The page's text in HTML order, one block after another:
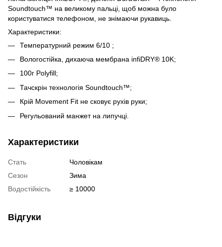
Soundtouch™ на великому пальці, щоб можна було
користуватися телефоном, не знімаючи рукавиць.
Характеристики:
Температурний режим 6/10 ;
Вологостійка, дихаюча мембрана infiDRY® 10K;
100г Polyfill;
Тачскрін технологія Soundtouch™;
Крій Movement Fit не сковує рухів руки;
Регульований манжет на липучці.
Характеристики
Стать
Чоловікам
Сезон
Зима
Водостійкість
≥ 10000
Відгуки